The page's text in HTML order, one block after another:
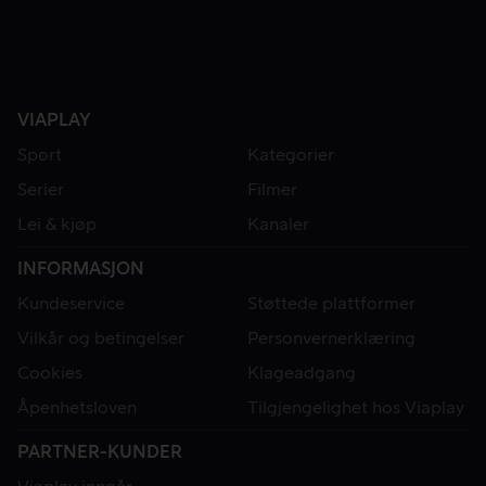
VIAPLAY
Sport
Kategorier
Serier
Filmer
Lei & kjøp
Kanaler
INFORMASJON
Kundeservice
Støttede plattformer
Vilkår og betingelser
Personvernerklæring
Cookies
Klageadgang
Åpenhetsloven
Tilgjengelighet hos Viaplay
PARTNER-KUNDER